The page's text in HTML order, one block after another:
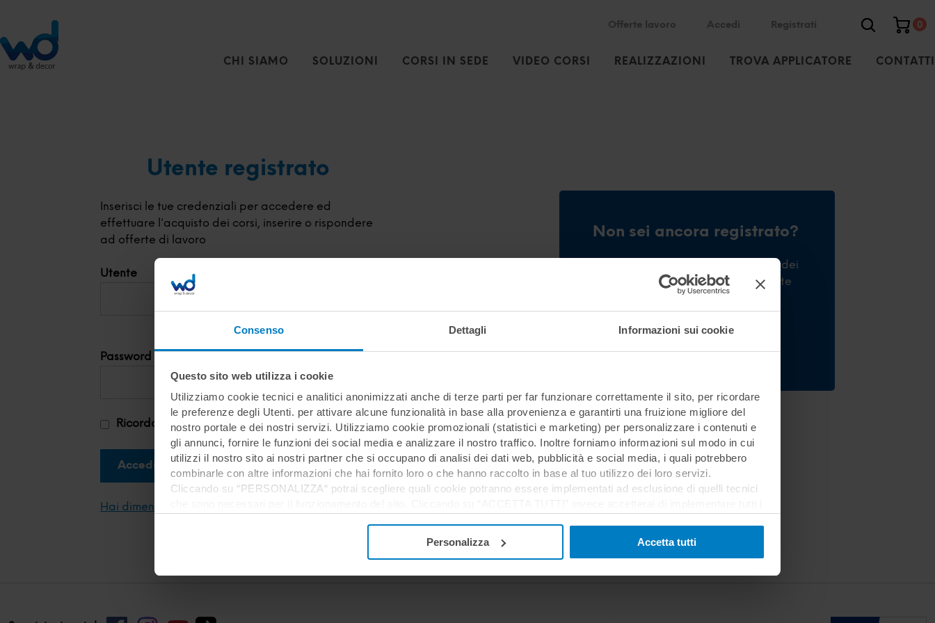
Consenso Dettagli Informazioni sui cookie
Questo sito web utilizza i cookie
Utilizziamo cookie tecnici e analitici anonimizzati anche di terze parti per far funzionare correttamente il sito, per ricordare
le preferenze degli Utenti. per attivare alcune funzionalità in base alla provenienza e garantirti una fruizione migliore del
nostro portale e dei nostri servizi. Utilizziamo cookie promozionali (statistici e marketing) per personalizzare i contenuti e
gli annunci, fornire le funzioni dei social media e analizzare il nostro traffico. Inoltre forniamo informazioni sul modo in cui
utilizzi il nostro sito ai nostri partner che si occupano di analisi dei dati web, pubblicità e social media, i quali potrebbero
combinarle con altre informazioni che hai fornito loro o che hanno raccolto in base al tuo utilizzo dei loro servizi.
Cliccando su “PERSONALIZZA“ potrai scegliere quali cookie potranno essere implementati ad esclusione di quelli tecnici
Personalizza Accetta tutti
CHI SIAMO SOLUZIONI CORSI IN SEDE VIDEO CORSI REALIZZAZIONI TROVA APPLICATORE CONTATTI
Offerte lavoro Accedi Registrati 0
Utente registrato
Inserisci le tue credenziali per accedere ed
effettuare l'acquisto dei corsi, inserire o rispondere
ad offerte di lavoro
Utente
Password
Ricorda su questo dispositivo
Hai dimenticato la password?
Non sei ancora registrato?
Registrati per effettuare l'acquisto dei
corsi, inserire o rispondere ad offerte